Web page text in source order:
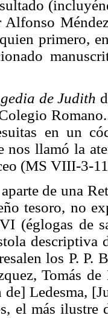
primero,
de Judith
en un
nos llamó la
(MS VIII-3-
de una
tesoro, no
(églogas de
descriptiva
los P. P.
Tomás
de] Ledesma,
el más